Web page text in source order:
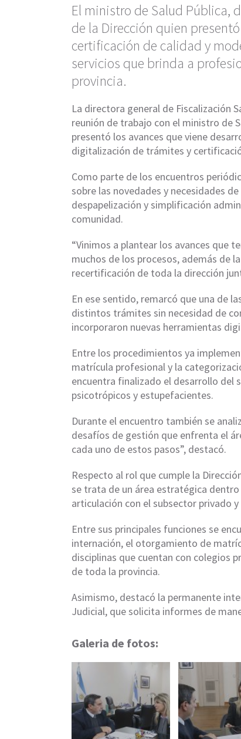
El ministro de Salud Pública,
de la Dirección quien
certificación de calidad y
servicios que brinda a
provincia.
La directora general de Fiscalización
reunión de trabajo con el ministro de
presentó los avances que viene
digitalización de trámites y
Como parte de los encuentros
sobre las novedades y necesidades
despapelización y simplificación
comunidad.
“Vinimos a plantear los avances que
muchos de los procesos, además de
recertificación de toda la dirección
En ese sentido, remarcó que una de
distintos trámites sin necesidad de
incorporaron nuevas herramientas
Entre los procedimientos ya
matrícula profesional y la
encuentra finalizado el desarrollo del
psicotrópicos y estupefacientes.
Durante el encuentro también se
desafíos de gestión que enfrenta el
cada uno de estos pasos”, destacó.
Respecto al rol que cumple la
se trata de un área estratégica
articulación con el subsector privado
Entre sus principales funciones se
internación, el otorgamiento de
disciplinas que cuentan con colegios
de toda la provincia.
Asimismo, destacó la permanente
Judicial, que solicita informes de
Galeria de fotos: